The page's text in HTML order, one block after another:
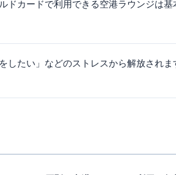
ドカードで利用できる空港ラウンジは基
したい」などのストレスから解放されま